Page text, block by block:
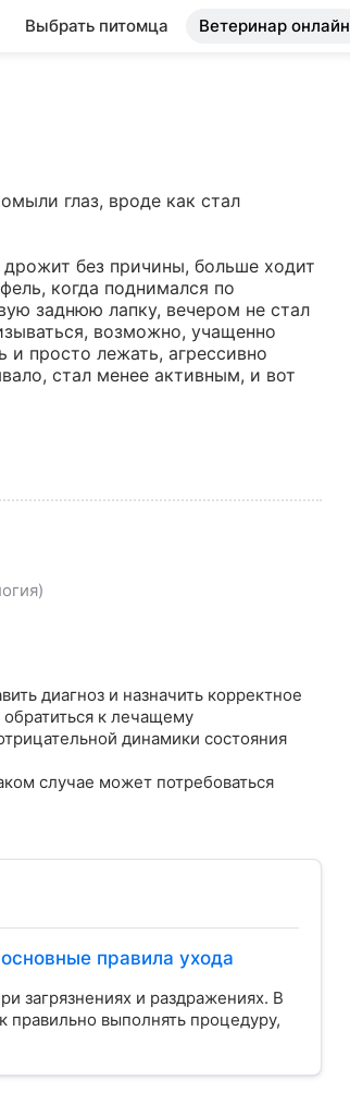
Выбрать питомца Ветеринар онлайн
глаз, вроде как стал
без причины, больше ходит
когда поднимался по
заднюю лапку, вечером не стал
возможно, учащенно
просто лежать, агрессивно
стал менее активным, и вот
диагноз и назначить корректное
к лечащему
динамики состояния
случае может потребоваться
правила ухода
загрязнениях и раздражениях. В
правильно выполнять процедуру,